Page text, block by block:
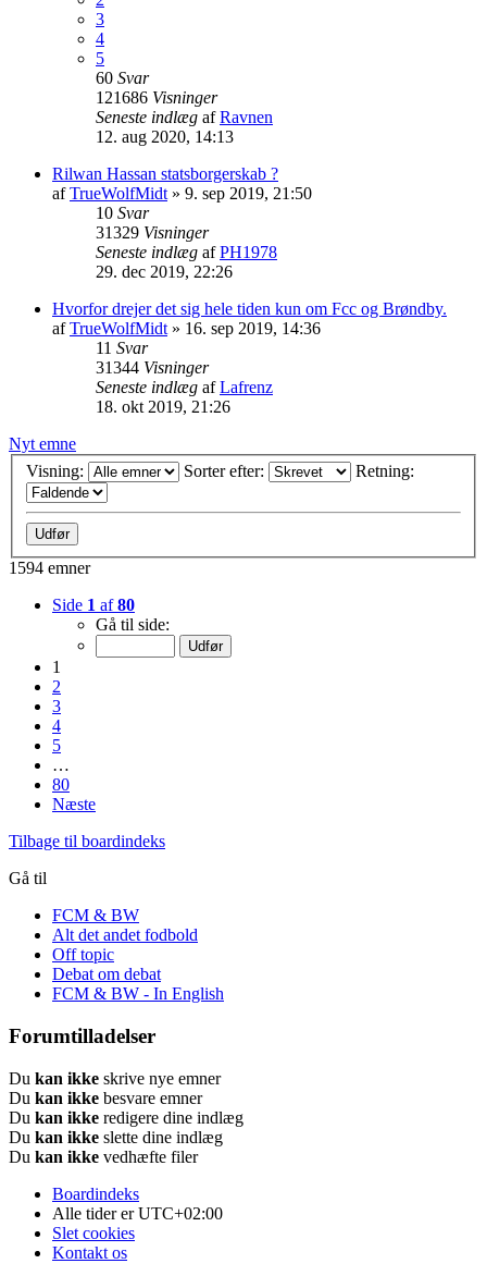
3
4
5
60 Svar
121686 Visninger
Seneste indlæg afRavnen
12. aug 2020, 14:13
Rilwan Hassan statsborgerskab ?
afTrueWolfMidt » 9. sep 2019, 21:50
10 Svar
31329 Visninger
Seneste indlæg afPH1978
29. dec 2019, 22:26
Hvorfor drejer det sig hele tiden kun om Fcc og Brøndby.
afTrueWolfMidt » 16. sep 2019, 14:36
11 Svar
31344 Visninger
Seneste indlæg afLafrenz
18. okt 2019, 21:26
Nyt emne
Visning:
Sorter efter: Retning:
1594 emner
Side 1 af80
Gå til side:
1
2
3
4
5
…
80
Næste
Tilbage til boardindeks
Gå til
FCM & BW
Alt det andet fodbold
Off topic
Debat om debat
FCM & BW - In English
Forumtilladelser
Du kan ikke skrive nye emner
Du kan ikke besvare emner
Du kan ikke redigere dine indlæg
Du kan ikke slette dine indlæg
Du kan ikke vedhæfte filer
Boardindeks
Alle tider erUTC+02:00
Slet cookies
Kontakt os